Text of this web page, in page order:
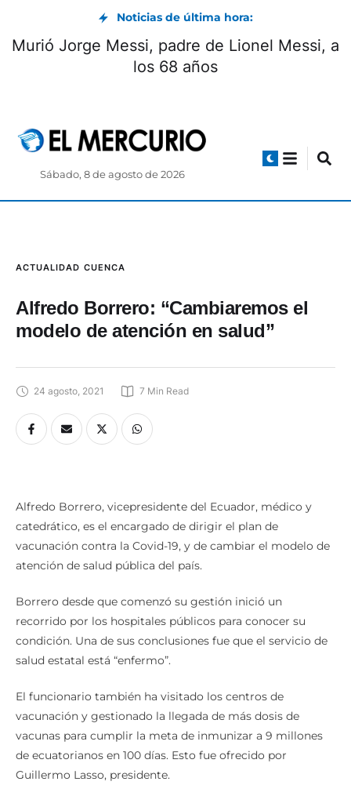
Noticias de última hora:
Ministro del Interior anunció la detención del
hijo de Baldor Bermeo
Sábado, 8 de agosto de 2026
ACTUALIDAD CUENCA
Alfredo Borrero: “Cambiaremos el
modelo de atención en salud”
24 agosto, 2021 7 Min Read
Alfredo Borrero, vicepresidente del Ecuador, médico y
catedrático, es el encargado de dirigir el plan de
vacunación contra la Covid-19, y de cambiar el modelo de
atención de salud pública del país.
Borrero desde que comenzó su gestión inició un
recorrido por los hospitales públicos para conocer su
condición. Una de sus conclusiones fue que el servicio de
salud estatal está “enfermo”.
El funcionario también ha visitado los centros de
vacunación y gestionado la llegada de más dosis de
vacunas para cumplir la meta de inmunizar a 9 millones
de ecuatorianos en 100 días. Esto fue ofrecido por
Guillermo Lasso, presidente.